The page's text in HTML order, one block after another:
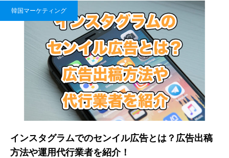
韓国マーケティング
インスタグラムでのセンイル広告とは？広告出稿
方法や運用代行業者を紹介！